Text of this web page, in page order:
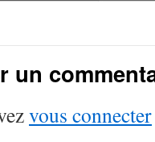
un
vous connecter